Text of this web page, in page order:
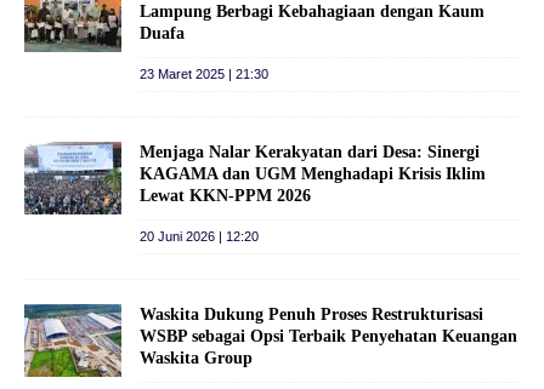
Lampung Berbagi Kebahagiaan dengan Kaum
Duafa
23 Maret 2025 | 21:30
Menjaga Nalar Kerakyatan dari Desa: Sinergi
KAGAMA dan UGM Menghadapi Krisis Iklim
Lewat KKN-PPM 2026
20 Juni 2026 | 12:20
Waskita Dukung Penuh Proses Restrukturisasi
WSBP sebagai Opsi Terbaik Penyehatan Keuangan
Waskita Group